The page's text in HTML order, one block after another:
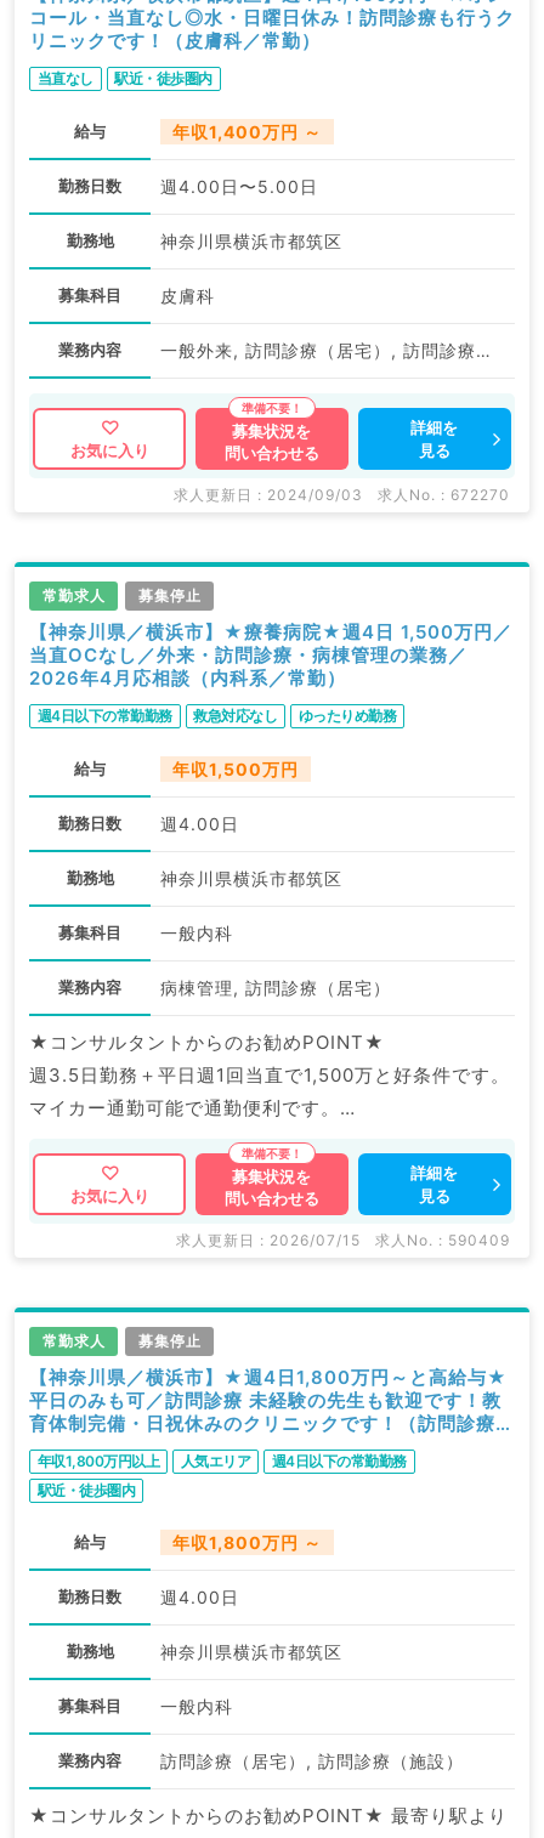
コール・当直なし◎水・日曜日休み！訪問診療も行うク
リニックです！（皮膚科／常勤）
当直なし 駅近・徒歩圏内
給与 年収1,400万円 ～
勤務日数 週4.00日〜5.00日
勤務地 神奈川県横浜市都筑区
募集科目 皮膚科
業務内容 一般外来, 訪問診療（居宅）, 訪問診療（居宅）, 訪問診療（施設）, 訪問診療（施設）
お気に入り
募集状況を
問い合わせる
詳細を
見る
求人更新日 : 2024/09/03 求人No. : 672270
常勤求人 募集停止
【神奈川県／横浜市】★療養病院★週4日 1,500万円／
当直OCなし／外来・訪問診療・病棟管理の業務／
2026年4月応相談（内科系／常勤）
週4日以下の常勤勤務 救急対応なし ゆったりめ勤務
給与 年収1,500万円
勤務日数 週4.00日
勤務地 神奈川県横浜市都筑区
募集科目 一般内科
業務内容 病棟管理, 訪問診療（居宅）
★コンサルタントからのお勧めPOINT★
週3.5日勤務＋平日週1回当直で1,500万と好条件です。
マイカー通勤可能で通勤便利です。
マイナビDOCTORでは病院やクリニックなどの医療機
関求人はもちろんのこと、
掲載情報以外にも産業医等の企業系求人も多数扱ってい
求人内容の詳細等はお気軽にお問合せ下さい。
お気に入り
募集状況を
問い合わせる
詳細を
見る
求人更新日 : 2026/07/15 求人No. : 590409
常勤求人 募集停止
【神奈川県／横浜市】★週4日1,800万円～と高給与★
平日のみも可／訪問診療 未経験の先生も歓迎です！教
育体制完備・日祝休みのクリニックです！（訪問診療／
常勤）
年収1,800万円以上 人気エリア
週4日以下の常勤勤務
駅近・徒歩圏内
給与 年収1,800万円 ～
勤務日数 週4.00日
勤務地 神奈川県横浜市都筑区
募集科目 一般内科
業務内容 訪問診療（居宅）, 訪問診療（施設）
★コンサルタントからのお勧めPOINT★ 最寄り駅より